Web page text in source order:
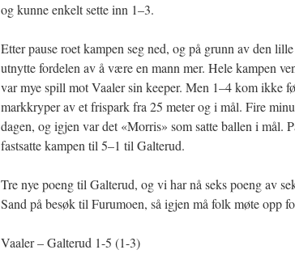
og kunne enkelt sette inn 1–3.
Etter pause roet kampen seg ned, og på grunn av den
utnytte fordelen av å være en mann mer. Hele kampen
var mye spill mot Vaaler sin keeper. Men 1–4 kom ikke
markkryper av et frispark fra 25 meter og i mål. Fire
dagen, og igjen var det «Morris» som satte ballen i mål.
fastsatte kampen til 5–1 til Galterud.
Tre nye poeng til Galterud, og vi har nå seks poeng av
Sand på besøk til Furumoen, så igjen må folk møte opp
Vaaler – Galterud 1-5 (1-3)